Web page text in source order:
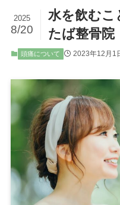
水を飲むこ
たば整骨院
2025
8/20
頭痛について 2023年12月1